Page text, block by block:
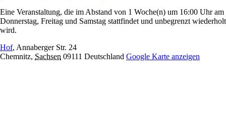
Eine Veranstaltung, die im Abstand von 1 Woche(n) um 16:00 Uhr am
Donnerstag, Freitag und Samstag stattfindet und unbegrenzt wiederholt
wird.
Hof, Annaberger Str. 24
Chemnitz, Sachsen 09111 Deutschland Google Karte anzeigen